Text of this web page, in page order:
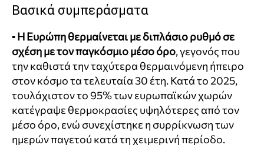
Βασικά συμπεράσματα
▪Η Ευρώπη θερμαίνεται με διπλάσιο ρυθμό σε
σχέση με τον παγκόσμιο μέσο όρο, γεγονός που
την καθιστά την ταχύτερα θερμαινόμενη ήπειρο
στον κόσμο τα τελευταία 30 έτη. Κατά το 2025,
τουλάχιστον το 95% των ευρωπαϊκών χωρών
κατέγραψε θερμοκρασίες υψηλότερες από τον
μέσο όρο, ενώ συνεχίστηκε η συρρίκνωση των
ημερών παγετού κατά τη χειμερινή περίοδο.